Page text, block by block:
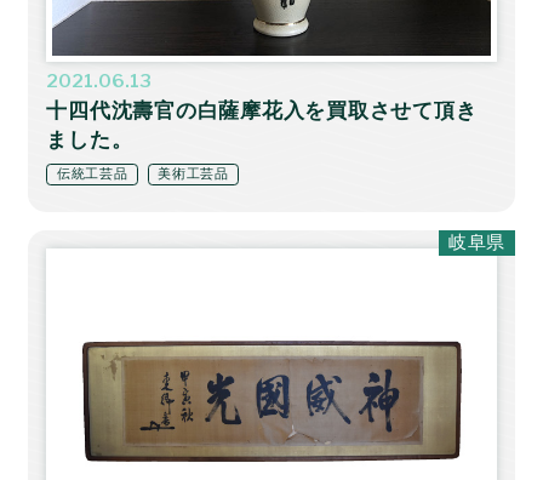
2021.06.13
十四代沈壽官の白薩摩花入を買取させて頂き
ました。
伝統工芸品 美術工芸品
岐阜県